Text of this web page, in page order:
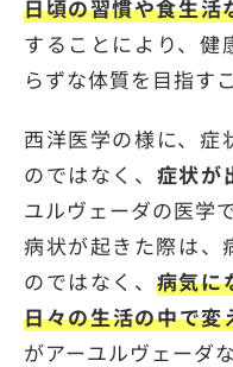
日頃の習慣や食生活
することにより、健
らずな体質を目指す
西洋医学の様に、症
のではなく、 症状が
ユルヴェーダの医学で
病状が起きた際は、
のではなく、 病気に
日々の生活の中で変
がアーユルヴェーダな